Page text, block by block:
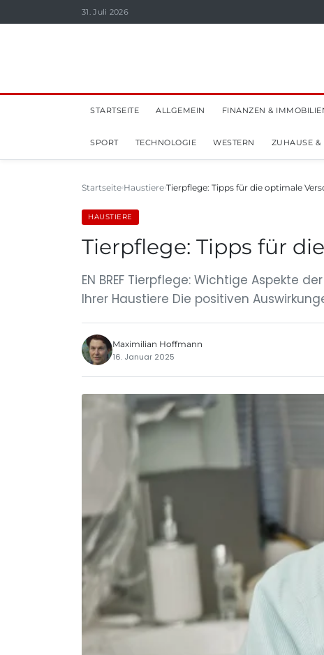
31. Juli 2026
STARTSEITE ALLGEMEIN FINANZEN &
SPORT TECHNOLOGIE WESTERN ZUHAUSE &
Startseite Haustiere Tierpflege: Tipps für die optimale
HAUSTIERE
Tierpflege: Tipps für
EN BREF Tierpflege: Wichtige Aspekte
Ihrer Haustiere Die positiven
Maximilian Hoffmann
16. Januar 2025